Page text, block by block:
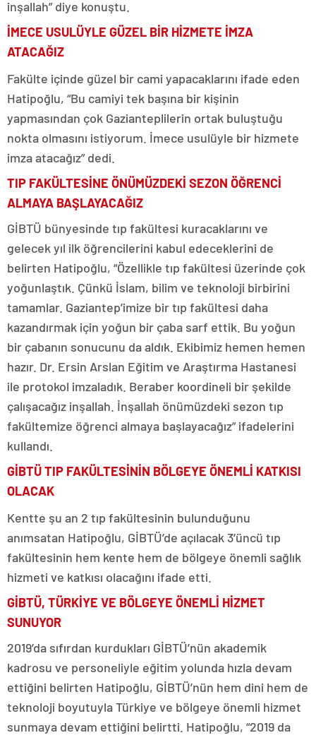
inşallah” diye konuştu.
İMECE USULÜYLE GÜZEL BİR HİZMETE İMZA
ATACAĞIZ
Fakülte içinde güzel bir cami yapacaklarını ifade eden
Hatipoğlu, “Bu camiyi tek başına bir kişinin
yapmasından çok Gazianteplilerin ortak buluştuğu
nokta olmasını istiyorum. İmece usulüyle bir hizmete
imza atacağız” dedi.
TIP FAKÜLTESİNE ÖNÜMÜZDEKİ SEZON ÖĞRENCİ
ALMAYA BAŞLAYACAĞIZ
GİBTÜ bünyesinde tıp fakültesi kuracaklarını ve
gelecek yıl ilk öğrencilerini kabul edeceklerini de
belirten Hatipoğlu, “Özellikle tıp fakültesi üzerinde çok
yoğunlaştık. Çünkü İslam, bilim ve teknoloji birbirini
tamamlar. Gaziantep’imize bir tıp fakültesi daha
kazandırmak için yoğun bir çaba sarf ettik. Bu yoğun
bir çabanın sonucunu da aldık. Ekibimiz hemen hemen
hazır. Dr. Ersin Arslan Eğitim ve Araştırma Hastanesi
ile protokol imzaladık. Beraber koordineli bir şekilde
çalışacağız inşallah. İnşallah önümüzdeki sezon tıp
fakültemize öğrenci almaya başlayacağız” ifadelerini
kullandı.
GİBTÜ TIP FAKÜLTESİNİN BÖLGEYE ÖNEMLİ KATKISI
OLACAK
Kentte şu an 2 tıp fakültesinin bulunduğunu
anımsatan Hatipoğlu, GİBTÜ’de açılacak 3’üncü tıp
fakültesinin hem kente hem de bölgeye önemli sağlık
hizmeti ve katkısı olacağını ifade etti.
GİBTÜ, TÜRKİYE VE BÖLGEYE ÖNEMLİ HİZMET
SUNUYOR
2019’da sıfırdan kurdukları GİBTÜ’nün akademik
kadrosu ve personeliyle eğitim yolunda hızla devam
ettiğini belirten Hatipoğlu, GİBTÜ’nün hem dini hem de
teknoloji boyutuyla Türkiye ve bölgeye önemli hizmet
sunmaya devam ettiğini belirtti. Hatipoğlu, “2019 da